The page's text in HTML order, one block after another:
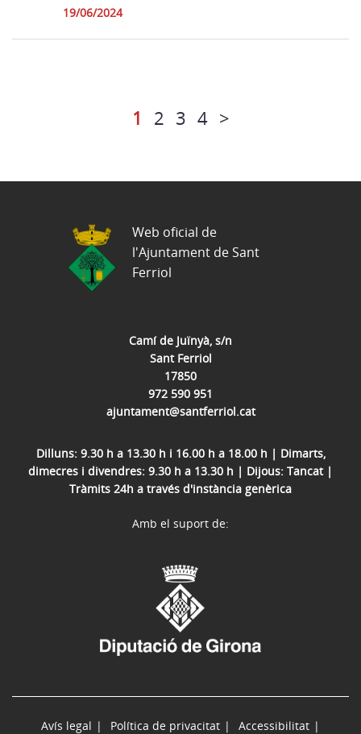
19/06/2024
1 2 3 4 >
Camí de Juïnyà, s/n
Sant Ferriol
17850
972 590 951
ajuntament@santferriol.cat
Dilluns: 9.30 h a 13.30 h i 16.00 h a 18.00 h | Dimarts,
dimecres i divendres: 9.30 h a 13.30 h | Dijous: Tancat |
Tràmits 24h a través d'instància genèrica
Web oficial de
l'Ajuntament de Sant
Ferriol
Avís legal Política de privacitat Accessibilitat
Amb el suport de: